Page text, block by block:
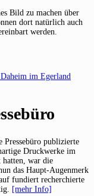
Bild zu machen über
dort natürlich auch
werden.
im Egerland
Pressebüro publizierte
Druckwerke im
hatten, war die
das Haupt-Augenmerk
fundiert recherchierte
[mehr Info]